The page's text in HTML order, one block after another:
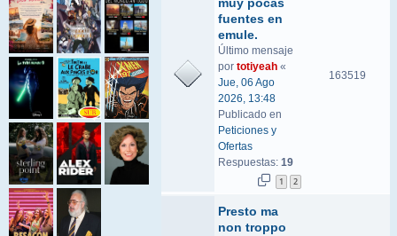
fuentes en
emule.
Último mensaje
por totiyeah «
Jue, 06 Ago
2026, 13:48
Publicado en
Peticiones y
Ofertas
Respuestas: 19
1 2
163519
Presto ma
non troppo